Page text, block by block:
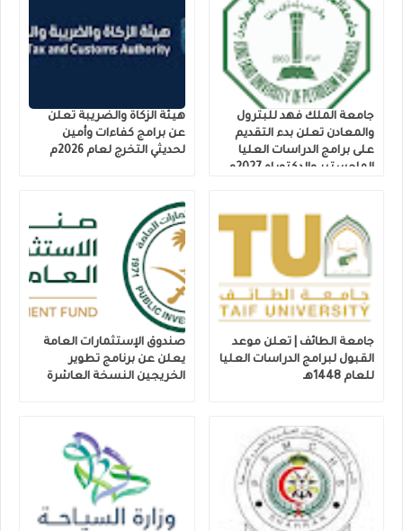
جامعة الملك فهد للبترول
والمعادن تعلن بدء التقديم
على برامج الدراسات العليا
الماجستير والدكتوراه 2027م
هيئة الزكاة والضريبة تعلن
عن برامج كفاءات وأمين
لحديثي التخرج لعام 2026م
جامعة الطائف | تعلن موعد
القبول لبرامج الدراسات العليا
للعام 1448هـ
صندوق الإستثمارات العامة
يعلن عن برنامج تطوير
الخريجين النسخة العاشرة